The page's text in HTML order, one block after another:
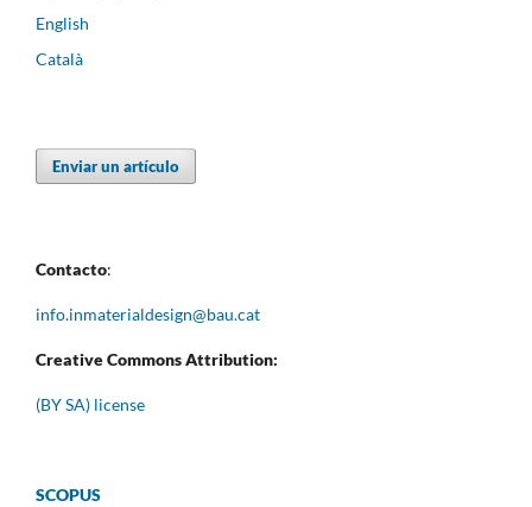
English
Català
Enviar un artículo
Contacto:
info.inmaterialdesign@bau.cat
Creative Commons Attribution:
(BY SA) license
SCOPUS